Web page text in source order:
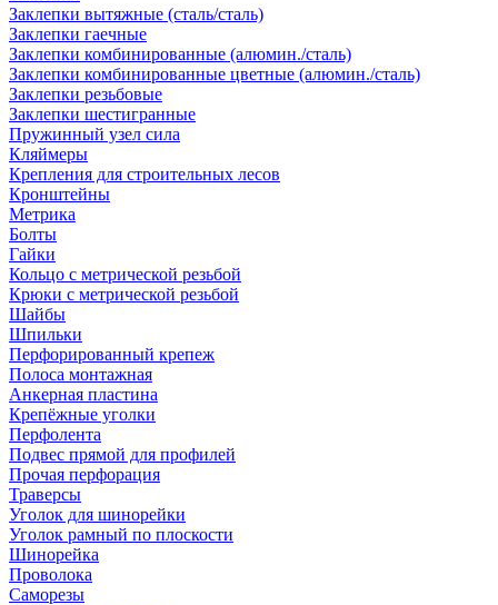
Заклепки вытяжные (сталь/сталь)
Заклепки гаечные
Заклепки комбинированные (алюмин./сталь)
Заклепки комбинированные цветные (алюмин./сталь)
Заклепки резьбовые
Заклепки шестигранные
Пружинный узел сила
Кляймеры
Крепления для строительных лесов
Кронштейны
Метрика
Болты
Гайки
Кольцо с метрической резьбой
Крюки с метрической резьбой
Шайбы
Шпильки
Перфорированный крепеж
Полоса монтажная
Анкерная пластина
Крепёжные уголки
Перфолента
Подвес прямой для профилей
Прочая перфорация
Траверсы
Уголок для шинорейки
Уголок рамный по плоскости
Шинорейка
Проволока
Саморезы